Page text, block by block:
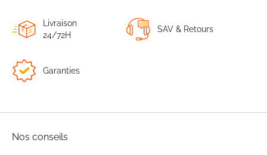
Livraison
24/72H
SAV & Retours
Garanties
Nos conseils